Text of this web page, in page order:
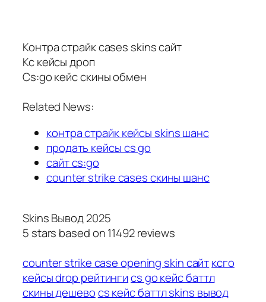
Контра страйк cases skins сайт
Кс кейсы дроп
Cs:go кейс скины обмен
Related News:
контра страйк кейсы skins шанс
продать кейсы cs go
сайт cs:go
counter strike cases скины шанс
Skins Вывод 2025
5 stars based on11492reviews
counter strike case opening skin сайтксго
кейсы drop рейтингиcs go кейс баттл
скины дешевоcs кейс баттл skins вывод